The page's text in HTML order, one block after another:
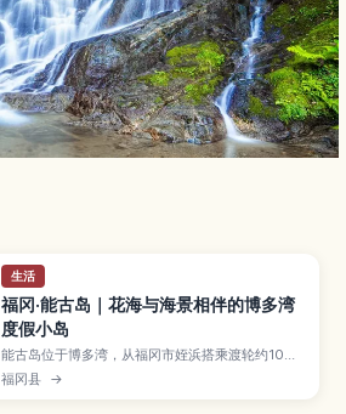
生活
福冈·能古岛｜花海与海景相伴的博多湾
度假小岛
能古岛位于博多湾，从福冈市姪浜搭乘渡轮约10分
钟即可抵达，岛上以季节花海与悠闲海景闻名。文
章介绍能古岛花园的油菜花、向日葵、波斯菊等花
福冈县 →